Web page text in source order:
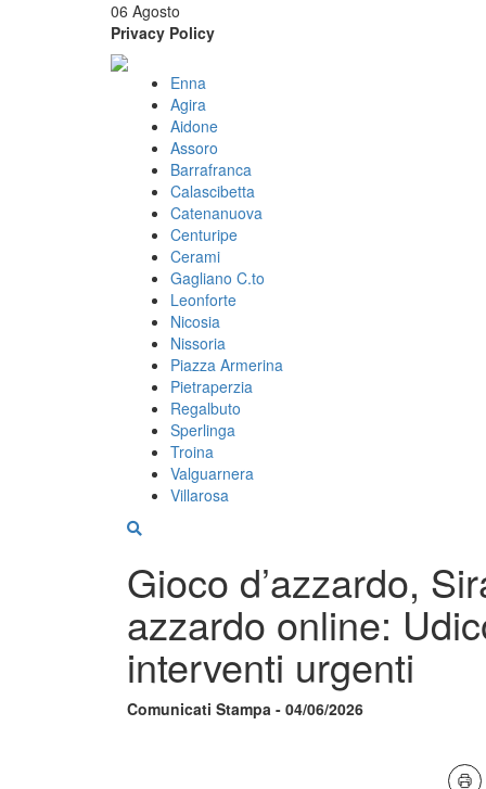
06 Agosto
Privacy Policy
Enna
Agira
Aidone
Assoro
Barrafranca
Calascibetta
Catenanuova
Centuripe
Cerami
Gagliano C.to
Leonforte
Nicosia
Nissoria
Piazza Armerina
Pietraperzia
Regalbuto
Sperlinga
Troina
Valguarnera
Villarosa
Gioco d’azzardo,
azzardo online:
interventi urgenti
Comunicati Stampa - 04/06/2026